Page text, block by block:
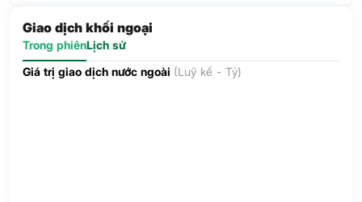
Giao dịch khối ngoại
Trong phiênLịch sử
Giá trị giao dịch nước ngoài (Luỹ kế - Tỷ)